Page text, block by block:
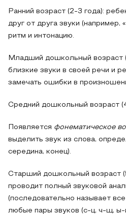
Ранний возраст (2-3 года):
друг от друга звуки (например,
ритм и интонацию.
Младший дошкольный возраст
близкие звуки в своей речи и
замечать ошибки в
Средний дошкольный возраст
Появляется фонематическое
выделить звук из слова,
середина, конец).
Старший дошкольный возраст
проводит полный звуковой
(последовательно называет
любые пары звуков (с-ц, ч-щ, ы-